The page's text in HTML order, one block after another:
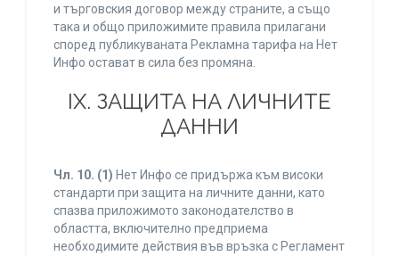
и търговския договор между страните, а също
така и общо приложимите правила прилагани
според публикуваната Рекламна тарифа на Нет
Инфо остават в сила без промяна.
IХ. ЗАЩИТА НА ЛИЧНИТЕ
ДАННИ
Чл. 10. (1) Нет Инфо се придържа към високи
стандарти при защита на личните данни, като
спазва приложимото законодателство в
областта, включително предприема
необходимите действия във връзка с Регламент